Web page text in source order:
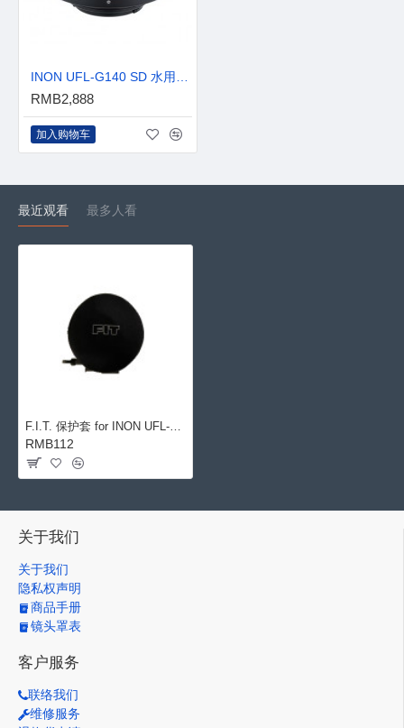
RMB2,888
加入购物车
最近观看 最多人看
F.I.T. 保护套 for INON UFL-G140 广角镜
RMB112
关于我们
关于我们
隐私权声明
商品手册
镜头罩表
客户服务
联络我们
维修服务